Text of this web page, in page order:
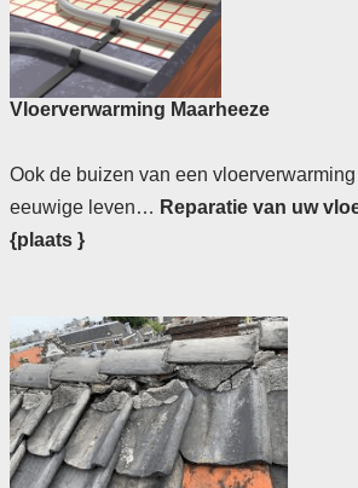
Vloerverwarming Maarheeze
Ook de buizen van een
eeuwige leven… Reparatie van uw
{plaats }